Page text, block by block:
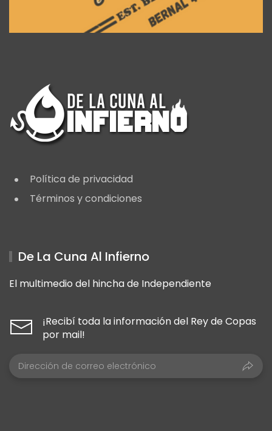
Política de privacidad
Términos y condiciones
De La Cuna Al Infierno
El multimedio del hincha de Independiente
¡Recibí toda la información del Rey de Copas
por mail!